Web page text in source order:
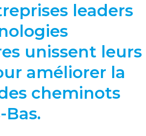
leaders
unissent leurs
améliorer la
cheminots
Bas.